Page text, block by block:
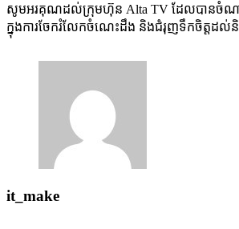
សូមអរគុណដល់ក្រុមហ៊ុន Alta TV ដែលបានចំណា
ក្នុងការចែករំលែកចំណេះដឹង និងជំរុញទឹកចិត្តដ
it_make